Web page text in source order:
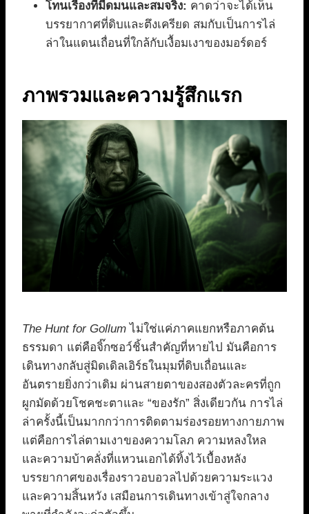
โทนเรื่องที่มืดมนและสมจริง: คาดว่าจะได้เห็น
บรรยากาศที่ดิบและตึงเครียด สมกับเป็นการไล่
ล่าในแดนเถื่อนที่ใกล้กับเงื้อมเงาของมอร์ดอร์
ภาพรวมและความรู้สึกแรก
The Hunt for Gollum ไม่ใช่แค่ภาคแยกหรือภาคต้น
ธรรมดา แต่คือจิ๊กซอว์ชิ้นสำคัญที่หายไป มันคือการ
เดินทางกลับสู่มิดเดิลเอิร์ธในมุมที่ดิบเถื่อนและ
อันตรายยิ่งกว่าเดิม ผ่านสายตาของสองตัวละครที่ถูก
ผูกมัดด้วยโชคชะตาและ “ของรัก” สิ่งเดียวกัน การไล่
ล่าครั้งนี้เป็นมากกว่าการติดตามร่องรอยทางกายภาพ
แต่คือการไล่ตามเงาของความโลภ ความหลงใหล
และความบ้าคลั่งที่แหวนเอกได้ทิ้งไว้เบื้องหลัง
บรรยากาศของเรื่องราวอบอวลไปด้วยความระแวง
และความสิ้นหวัง เสมือนการเดินทางเข้าสู่ใจกลาง